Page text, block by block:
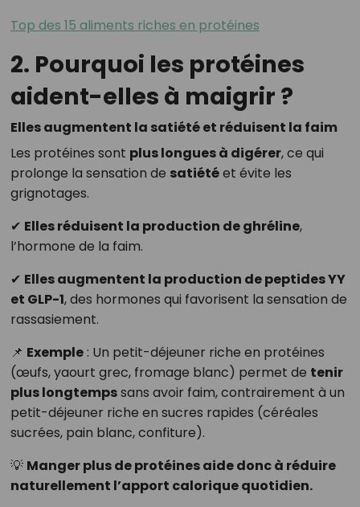
Top des 15 aliments riches en protéines
2. Pourquoi les protéines
aident-elles à maigrir ?
Elles augmentent la satiété et réduisent la faim
Les protéines sont plus longues à digérer, ce qui
prolonge la sensation de satiétéet évite les
grignotages.
✔ Elles réduisent la production de ghréline,
l’hormone de la faim.
✔ Elles augmentent la production de peptides YY
et GLP-1, des hormones qui favorisent la sensation de
rassasiement.
📌 Exemple: Un petit-déjeuner riche en protéines
(œufs, yaourt grec, fromage blanc) permet de tenir
plus longtempssans avoir faim, contrairement à un
petit-déjeuner riche en sucres rapides (céréales
sucrées, pain blanc, confiture).
💡 Manger plus de protéines aide donc à réduire
naturellement l’apport calorique quotidien.